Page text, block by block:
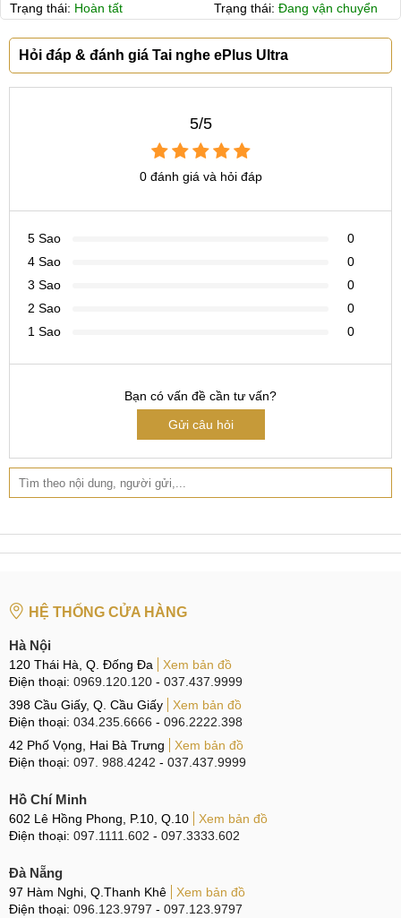
👉 Bảo Hành Uy Tín:
- Bảo hành chính hãng 3 tháng, lỗi 1 đổi 1.
- Hỗ trợ đổi trả nếu sản phẩm lỗi do nhà sản xuất hoặc hư
Hãy sở hữu ngay Tai nghe ePlus Ultra giá hôm nay!
#tainghedienthoai #eplusultra#tainghebluetooth #gaming
Chiếc tai nghe được trang bị một chip hoàn toàn mới, giúp
cải thiện tốc độ kết nối và chuyển đổi giữa các thiết bị một
bị khác mà họ sử dụng hàng ngày.
Với tốc độ kết nối và khả năng chuyển đổi nhanh chóng này,
người dùng có thể tận hưởng âm nhạc và trải nghiệm âm
không gặp bất kỳ gián đoạn nào. Điều này tạo ra sự tiện lợi
và linh hoạt cho người dùng, cho phép họ thưởng thức âm
chuyển đổi thiết bị.
STT
Tai nghe ePlus Ultra
2
Tai ngheAirPods 2 Rep 1:1
Tai ngheAirPods Pro 2 Rep
4 Tai nghe AirPods 2 Hổ Vằn
470.000
5 AirPods 3 Hổ Vằn
Trạng thái: Hoàn tất
Trạng thái: Đang vận chuyển
Hỏi đáp & đánh giá Tai nghe ePlus Ultra
5/5
0 đánh giá và hỏi đáp
5 Sao
0
4 Sao
0
3 Sao
0
2 Sao
0
1 Sao
0
Bạn có vấn đề cần tư vấn?
Gửi câu hỏi
HỆ THỐNG CỬA HÀNG
Hà Nội
120 Thái Hà, Q. Đống Đa
Xem bản đồ
Điện thoại: 0969.120.120 - 037.437.9999
398 Cầu Giấy, Q. Cầu Giấy
Xem bản đồ
Điện thoại: 034.235.6666 - 096.2222.398
42 Phố Vọng, Hai Bà Trưng
Xem bản đồ
Điện thoại: 097. 988.4242 - 037.437.9999
Hồ Chí Minh
602 Lê Hồng Phong, P.10, Q.10
Xem bản đồ
Điện thoại: 097.1111.602 - 097.3333.602
Đà Nẵng
97 Hàm Nghi, Q.Thanh Khê
Xem bản đồ
Điện thoại: 096.123.9797 - 097.123.9797